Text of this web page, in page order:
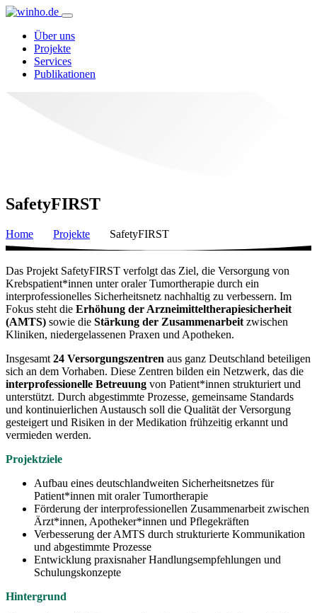
Über uns
Projekte
Services
Publikationen
SafetyFIRST
Home Projekte SafetyFIRST
Das Projekt SafetyFIRST verfolgt das Ziel, die Versorgung von
Krebspatient*innen unter oraler Tumortherapie durch ein
interprofessionelles Sicherheitsnetz nachhaltig zu verbessern. Im
Fokus steht die Erhöhung der Arzneimitteltherapiesicherheit
(AMTS) sowie die Stärkung der Zusammenarbeit zwischen
Kliniken, niedergelassenen Praxen und Apotheken.
Insgesamt 24 Versorgungszentren aus ganz Deutschland beteiligen
sich an dem Vorhaben. Diese Zentren bilden ein Netzwerk, das die
interprofessionelle Betreuung von Patient*innen strukturiert und
unterstützt. Durch abgestimmte Prozesse, gemeinsame Standards
und kontinuierlichen Austausch soll die Qualität der Versorgung
gesteigert und Risiken in der Medikation frühzeitig erkannt und
vermieden werden.
Projektziele
Aufbau eines deutschlandweiten Sicherheitsnetzes für
Patient*innen mit oraler Tumortherapie
Förderung der interprofessionellen Zusammenarbeit zwischen
Ärzt*innen, Apotheker*innen und Pflegekräften
Verbesserung der AMTS durch strukturierte Kommunikation
und abgestimmte Prozesse
Entwicklung praxisnaher Handlungsempfehlungen und
Schulungskonzepte
Hintergrund